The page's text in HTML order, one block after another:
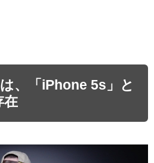
、「iPhone 5s」と
在